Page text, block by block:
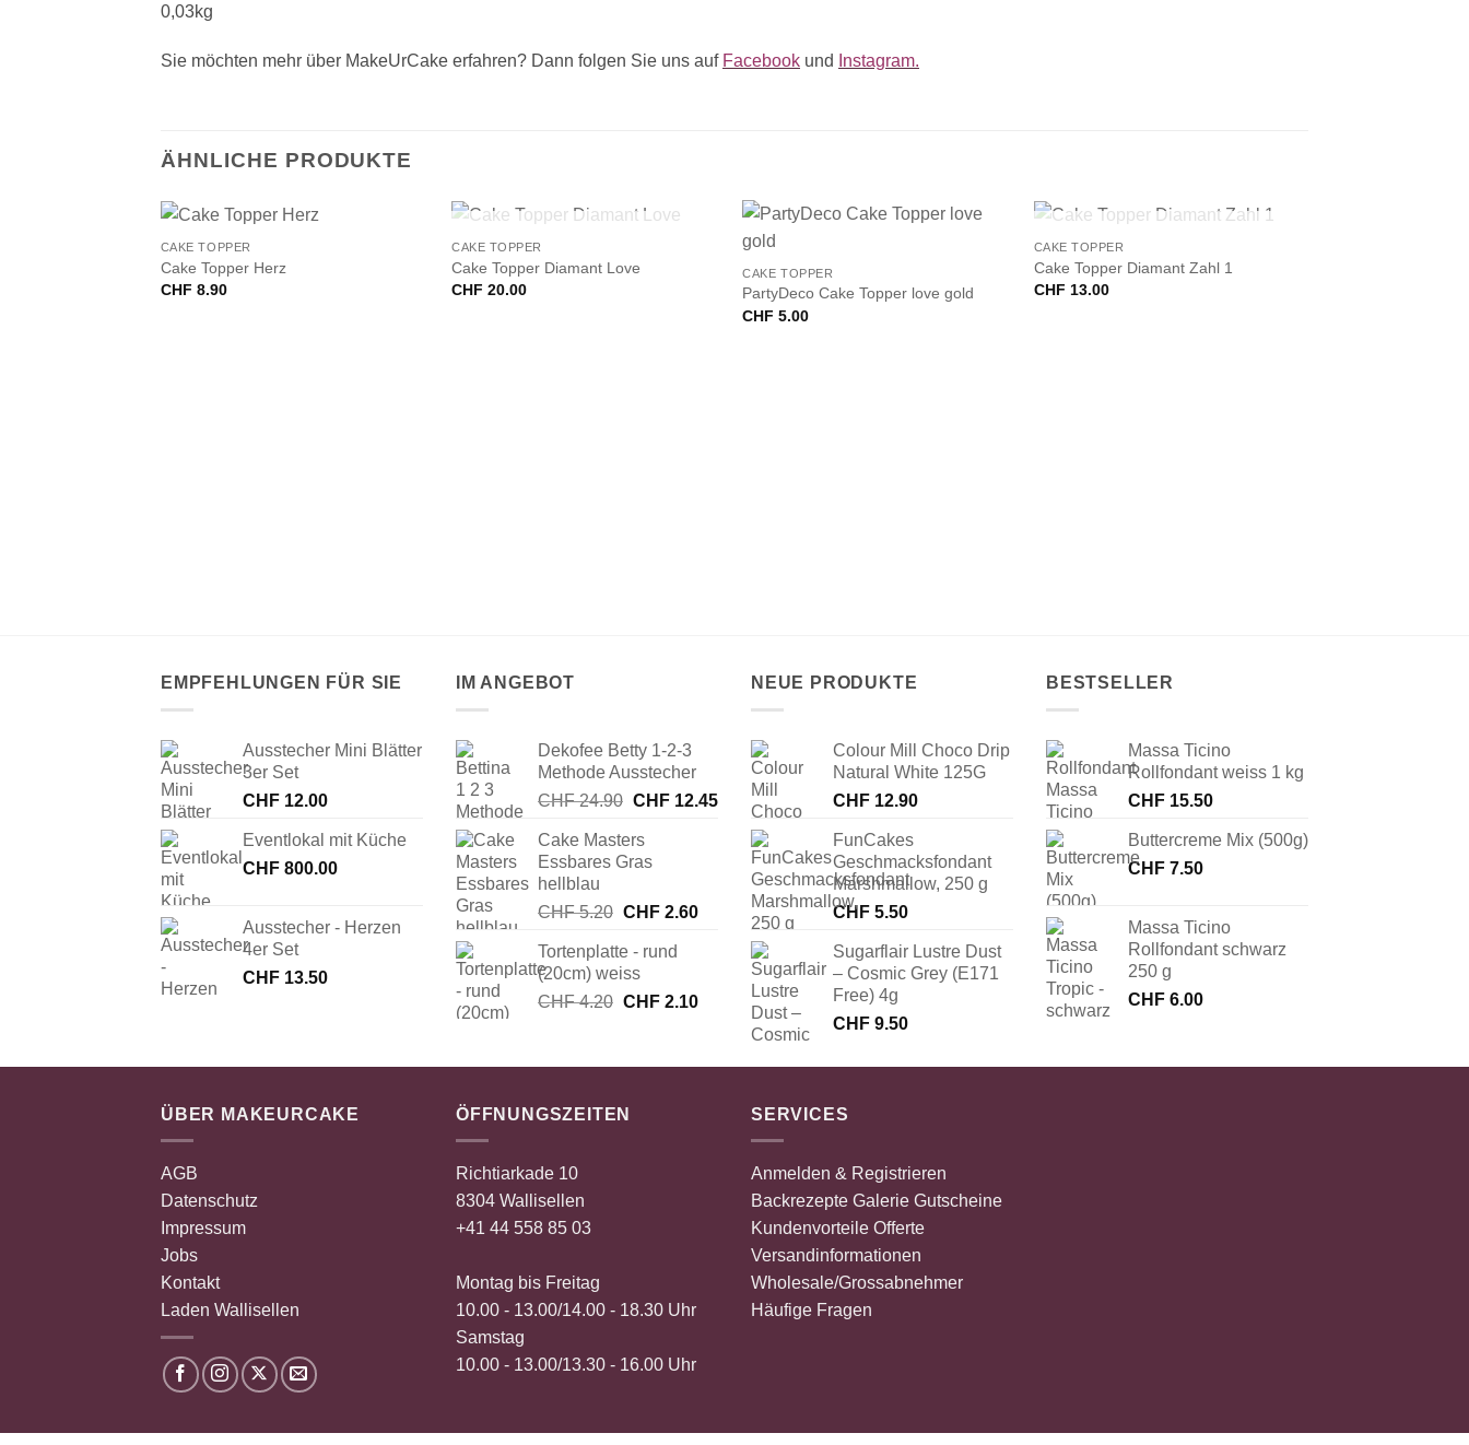
0,03kg
Sie möchten mehr über MakeUrCake erfahren? Dann folgen Sie uns auf Facebook und Instagram.
ÄHNLICHE PRODUKTE
+
CAKE TOPPER
Cake Topper Herz
CHF 8.90
+
NICHT VORRÄTIG
CAKE TOPPER
Cake Topper Diamant Love
CHF 20.00
+
CAKE TOPPER
PartyDeco Cake Topper love gold
CHF 5.00
+
NICHT VORRÄTIG
CAKE TOPPER
Cake Topper Diamant Zahl 1
CHF 13.00
EMPFEHLUNGEN FÜR SIE
Ausstecher Mini Blätter
3er Set
CHF 12.00
Eventlokal mit Küche
CHF 800.00
Ausstecher - Herzen
4er Set
CHF 13.50
IM ANGEBOT
Dekofee Betty 1-2-3
Methode Ausstecher
CHF24.90 Ursprünglicher
war:
CHF 24.90
CHF12.45Aktueller
Preis
CHF 12.45.
Cake Masters
Essbares Gras
hellblau
CHF5.20 Ursprünglicher
war:
CHF 5.20
CHF2.60Aktueller
CHF 2.60.
Tortenplatte - rund
(20cm) weiss
CHF4.20 Ursprünglicher
CHF 4.20
CHF2.10Aktueller
CHF 2.10.
NEUE PRODUKTE
Colour Mill Choco Drip
Natural White 125G
CHF 12.90
FunCakes
Geschmacksfondant
Marshmallow, 250 g
CHF 5.50
Sugarflair Lustre Dust
– Cosmic Grey (E171
Free) 4g
CHF 9.50
BESTSELLER
Massa Ticino
Rollfondant weiss 1 kg
CHF 15.50
Buttercreme Mix (500g)
CHF 7.50
Massa Ticino
Rollfondant schwarz
250 g
CHF 6.00
ÜBER MAKEURCAKE
AGB
Datenschutz
Impressum
Jobs
Kontakt
Laden Wallisellen
ÖFFNUNGSZEITEN
Richtiarkade 10
8304 Wallisellen
+41 44 558 85 03
Montag bis Freitag
10.00 - 13.00/14.00 - 18.30 Uhr
Samstag
10.00 - 13.00/13.30 - 16.00 Uhr
SERVICES
Anmelden & Registrieren
Backrezepte Galerie Gutscheine
Kundenvorteile Offerte
Versandinformationen
Wholesale/Grossabnehmer
Häufige Fragen